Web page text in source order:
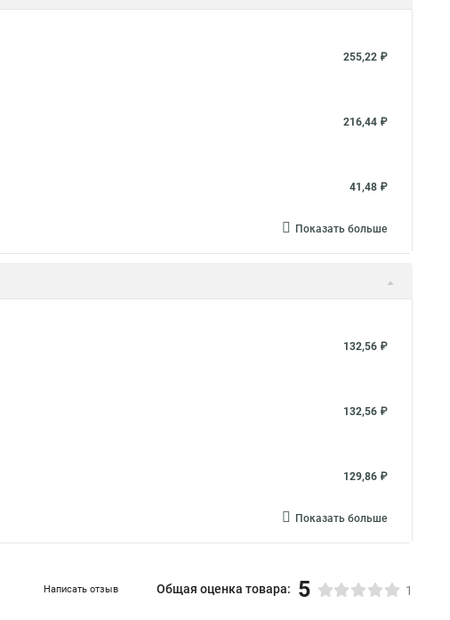
255,22 ₽
216,44 ₽
41,48 ₽
Показать больше
132,56 ₽
132,56 ₽
129,86 ₽
Показать больше
Написать отзыв Общая оценка товара: 5 1